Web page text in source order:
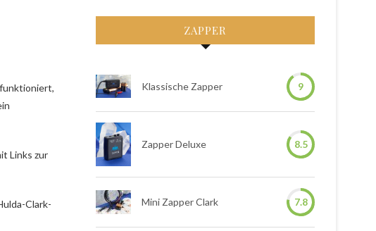
Links zur
Clark-
ZAPPER
Klassische Zapper 9
Zapper Deluxe 8.5
Mini Zapper Clark 7.8